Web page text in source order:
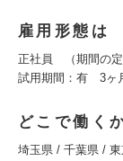
雇用形態は
正社員 （期間の定
試用期間：有 3ヶ
どこで働く
埼玉県 / 千葉県 /